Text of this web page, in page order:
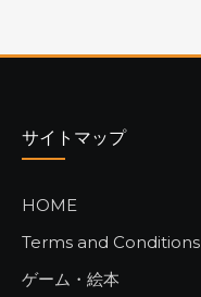
サイトマップ
HOME
Terms and Conditions
ゲーム・絵本